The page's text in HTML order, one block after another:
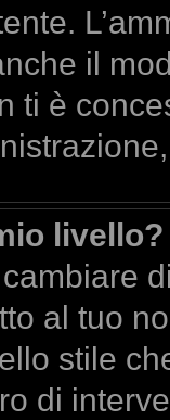
il
ti è
livello?
al tuo
stile
di